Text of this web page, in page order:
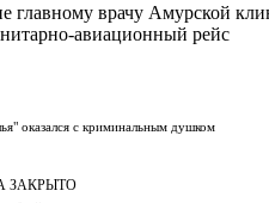
главному врачу Амурской
авиационный рейс
оказался с криминальным душком
ЗАКРЫТО